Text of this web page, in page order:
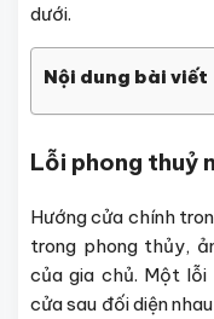
dưới.
Nội dung bài viết
Lỗi phong thuỷ
Hướng cửa chính
trong phong thủy,
của gia chủ. Một
cửa sau đối diện